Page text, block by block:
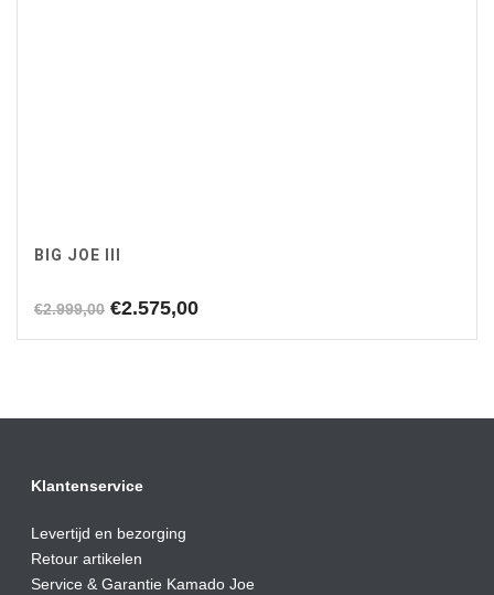
BIG JOE III
€2.999,00 Oorspronkelijke
€2.575,00Huidige
Klantenservice
Levertijd en bezorging
Retour artikelen
Service & Garantie Kamado Joe